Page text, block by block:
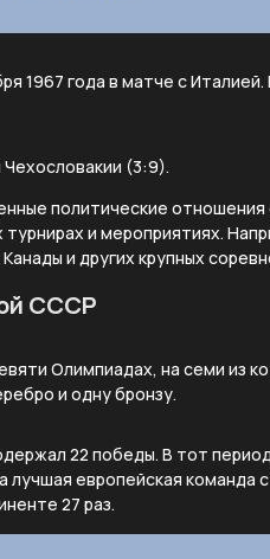
1967 года в матче с Италией.
(3:9).
политические отношения
турнирах и мероприятиях.
и других крупных
СССР
Олимпиадах, на семи из
и одну бронзу.
22 победы. В тот
европейская команда
27 раз.